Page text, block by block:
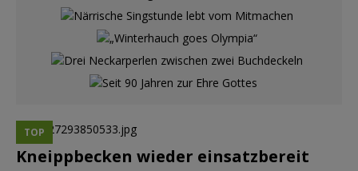
TOP
Kneippbecken wieder einsatzbereit